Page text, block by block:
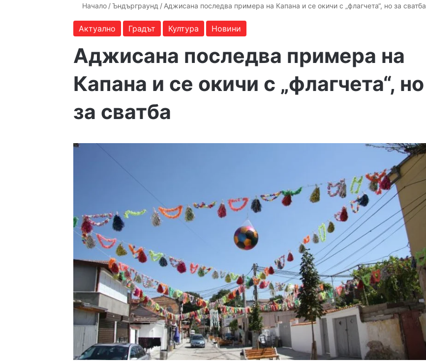
Начало / Ъндърграунд / Аджисана последва примера на Капана и се окичи с „флагчета“, но за сватба
Актуално Градът Култура Новини
Аджисана последва примера на
Капана и се окичи с „флагчета“, но
за сватба